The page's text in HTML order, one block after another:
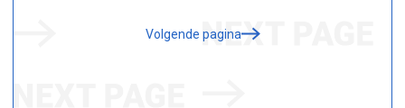
Volgende pagina